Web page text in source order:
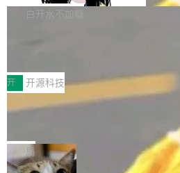
热门页面还是低关注度页面，均未出
本。 Solon 换了个方式。整个 i18n 模
erg V3
半。在已有查询能力的基础上，Doris
常维护操作，并完整支持 Iceberg V3
白开水不加糖
村国家自主创新示范区会议中心开幕。
由中关村智联软件服务业质量创新联盟
“智构可信·质创未来——AI原生时代的
式”为主题，直面AI从实验室走向规模
的核心质量命题。会上，《2026智能
工具选型手册》发布，Testin云测的
开 开源科技
让非法状态不可表示：一篇关于
有一种东西，一旦用过就回不去了。
eev 管它叫"软件设计的基石"。 他说
鲜——代数数据类型（ADT），尤其是
局